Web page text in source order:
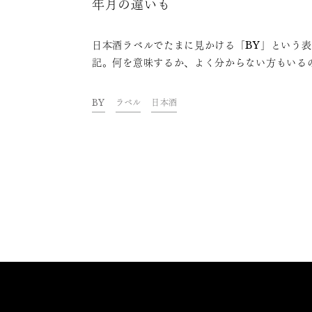
年月の違いも
日本酒ラベルでたまに見かける「BY」という表
記。何を意味するか、よく分からない方もいる
「酒造年度」を意味し、日本酒業界ならではの
の切り方です。この酒造年度の区切り方や、紛ら
BY ラベル 日本酒